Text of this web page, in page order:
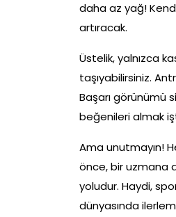
daha az yağ!
artıracak.
Üstelik, yalnızca
taşıyabilirsiniz.
Başarı görünümü
beğenileri almak
Ama unutmayın!
önce, bir uzmana
yoludur. Haydi,
dünyasında